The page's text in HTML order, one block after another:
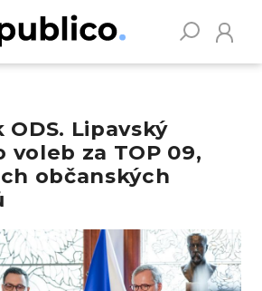
Lipavský
voleb za TOP 09,
občanských
Publiku